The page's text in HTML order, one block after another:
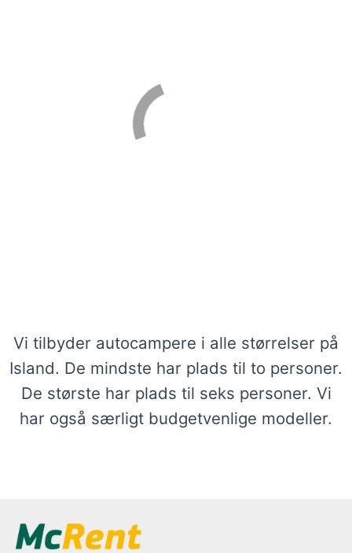
Vi tilbyder autocampere i alle størrelser på
Island. De mindste har plads til to personer.
De største har plads til seks personer. Vi
har også særligt budgetvenlige modeller.